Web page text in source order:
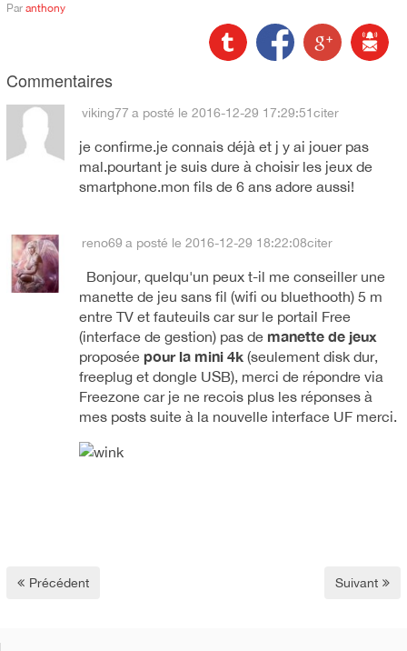
Par anthony
Commentaires
viking77 a posté le 2016-12-29 17:29:51citer
je confirme.je connais déjà et j y ai jouer pas
mal.pourtant je suis dure à choisir les jeux de
smartphone.mon fils de 6 ans adore aussi!
reno69 a posté le 2016-12-29 18:22:08citer
Bonjour, quelqu'un peux t-il me conseiller une
manette de jeu sans fil (wifi ou bluethooth) 5 m
entre TV et fauteuils car sur le portail Free
(interface de gestion) pas de manette de jeux
proposée pour la mini 4k (seulement disk dur,
freeplug et dongle USB), merci de répondre via
Freezone car je ne recois plus les réponses à
mes posts suite à la nouvelle interface UF merci.
Précédent Suivant